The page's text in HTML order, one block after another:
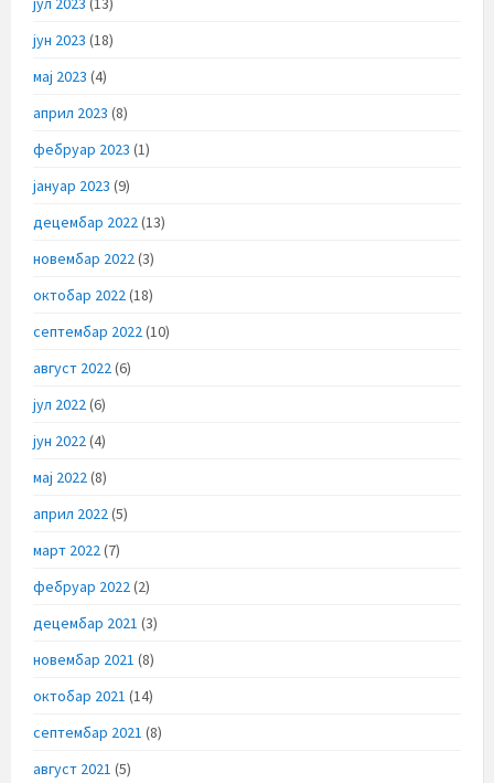
јун 2023 (18)
мај 2023 (4)
април 2023 (8)
фебруар 2023 (1)
јануар 2023 (9)
децембар 2022(13)
новембар 2022(3)
октобар 2022(18)
септембар 2022(10)
август 2022(6)
јул 2022(6)
јун 2022(4)
мај 2022(8)
април 2022(5)
март 2022(7)
фебруар 2022(2)
децембар 2021 (3)
новембар 2021 (8)
октобар 2021 (14)
септембар 2021 (8)
август 2021 (5)